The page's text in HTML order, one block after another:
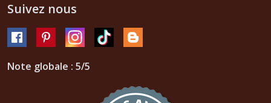
Suivez nous
Note globale : 5/5